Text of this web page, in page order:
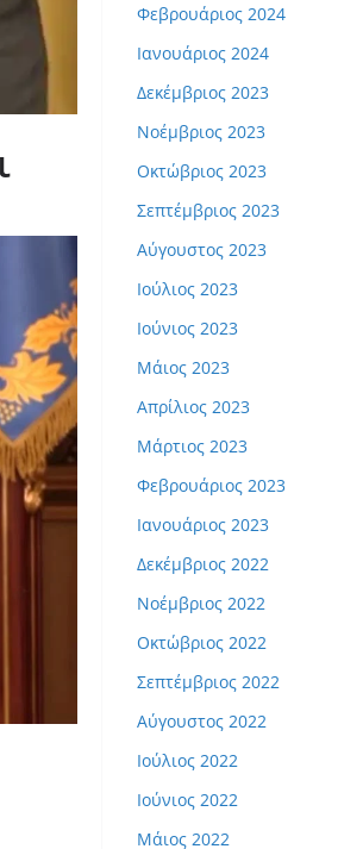
Φεβρουάριος 2024
Ιανουάριος 2024
Δεκέμβριος 2023
Νοέμβριος 2023
Οκτώβριος 2023
Σεπτέμβριος 2023
Αύγουστος 2023
Ιούλιος 2023
Ιούνιος 2023
Μάιος 2023
Απρίλιος 2023
Μάρτιος 2023
Φεβρουάριος 2023
Ιανουάριος 2023
Δεκέμβριος 2022
Νοέμβριος 2022
Οκτώβριος 2022
Σεπτέμβριος 2022
Αύγουστος 2022
Ιούλιος 2022
Ιούνιος 2022
Μάιος 2022